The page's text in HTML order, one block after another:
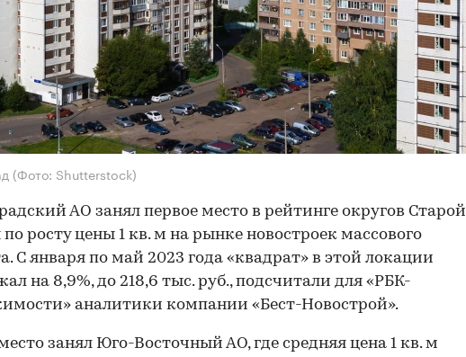
(Фото: Shutterstock)
АО занял первое место в рейтинге округов Старой
росту цены 1 кв. м на рынке новостроек массового
С января по май 2023 года «квадрат» в этой локации
на 8,9%, до 218,6 тыс. руб., подсчитали для «РБК-
аналитики компании «Бест-Новострой».
занял Юго-Восточный АО, где средняя цена 1 кв. м